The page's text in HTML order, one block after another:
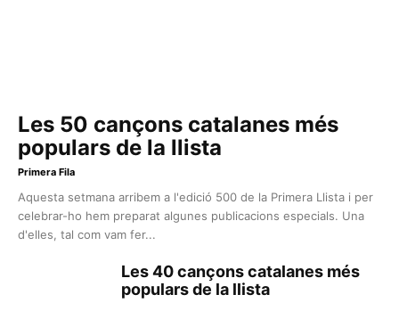
Les 50 cançons catalanes més
populars de la llista
Primera Fila
Aquesta setmana arribem a l'edició 500 de la Primera Llista i per
celebrar-ho hem preparat algunes publicacions especials. Una
d'elles, tal com vam fer...
Les 40 cançons catalanes més
populars de la llista